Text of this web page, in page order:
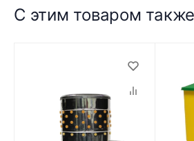
С этим товаром